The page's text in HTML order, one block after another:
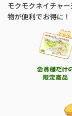
モクモクネイチャ
物が便利でお得に！